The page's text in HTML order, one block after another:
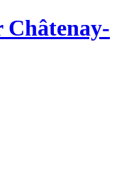
Châtenay-